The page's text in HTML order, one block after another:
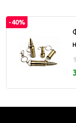
-40%